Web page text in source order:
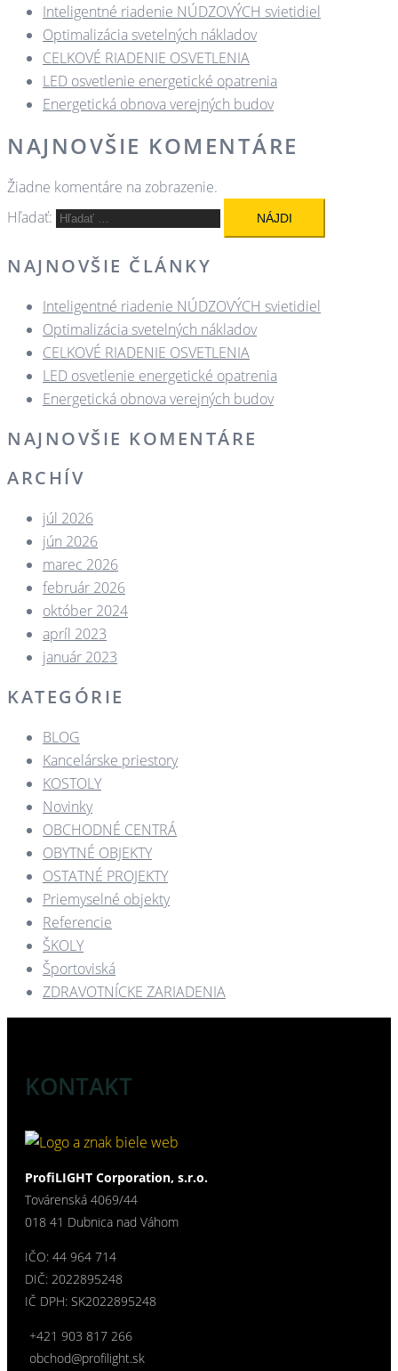
Inteligentné riadenie NÚDZOVÝCH svietidiel
Optimalizácia svetelných nákladov
CELKOVÉ RIADENIE OSVETLENIA
LED osvetlenie energetické opatrenia
Energetická obnova verejných budov
NAJNOVŠIE KOMENTÁRE
Žiadne komentáre na zobrazenie.
Hľadať:
NAJNOVŠIE ČLÁNKY
Inteligentné riadenie NÚDZOVÝCH svietidiel
Optimalizácia svetelných nákladov
CELKOVÉ RIADENIE OSVETLENIA
LED osvetlenie energetické opatrenia
Energetická obnova verejných budov
NAJNOVŠIE KOMENTÁRE
ARCHÍV
júl 2026
jún 2026
marec 2026
február 2026
október 2024
apríl 2023
január 2023
KATEGÓRIE
BLOG
Kancelárske priestory
KOSTOLY​
Novinky
OBCHODNÉ CENTRÁ​
OBYTNÉ OBJEKTY​
OSTATNÉ PROJEKTY​
Priemyselné objekty
Referencie
ŠKOLY
Športoviská
ZDRAVOTNÍCKE ZARIADENIA​
KONTAKT
ProfiLIGHT Corporation, s.r.o.
Továrenská 4069/44
018 41 Dubnica nad Váhom
IČO: 44 964 714
DIČ: 2022895248
IČ DPH: SK2022895248
+421 903 817 266
obchod@profilight.sk